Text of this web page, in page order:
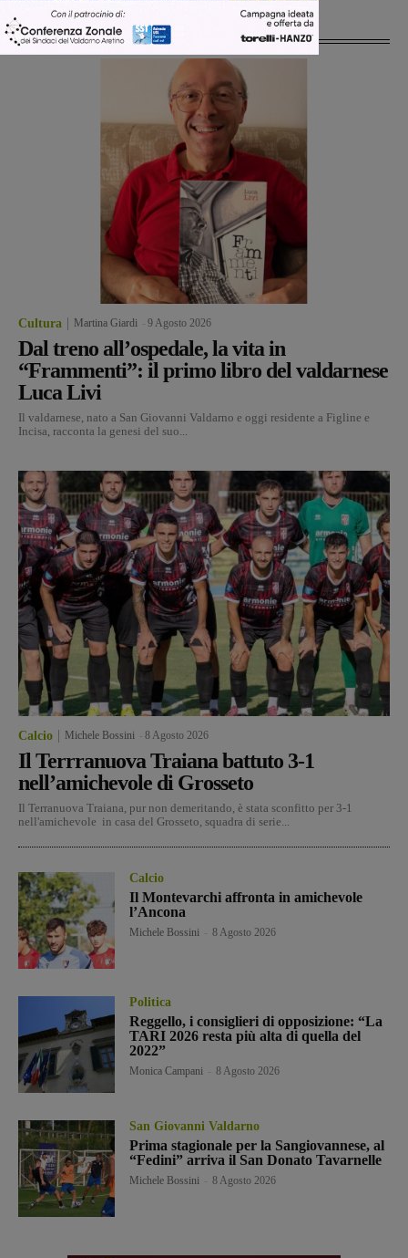
Ultime Notizie
Cultura Martina Giardi 9 Agosto 2026
Dal treno all’ospedale, la vita in
“Frammenti”: il primo libro del valdarnese
Luca Livi
Il valdarnese, nato a San Giovanni Valdarno e oggi residente a Figline e
Incisa, racconta la genesi del suo...
Calcio Michele Bossini 8 Agosto 2026
Il Terrranuova Traiana battuto 3-1
nell’amichevole di Grosseto
Il Terranuova Traiana, pur non demeritando, è stata sconfitto per 3-1
nell'amichevole in casa del Grosseto, squadra di serie...
Calcio
Il Montevarchi affronta in amichevole
l’Ancona
Michele Bossini 8 Agosto 2026
Politica
Reggello, i consiglieri di opposizione: “La
TARI 2026 resta più alta di quella del
2022”
Monica Campani 8 Agosto 2026
San Giovanni Valdarno
Prima stagionale per la Sangiovannese, al
“Fedini” arriva il San Donato Tavarnelle
Michele Bossini 8 Agosto 2026